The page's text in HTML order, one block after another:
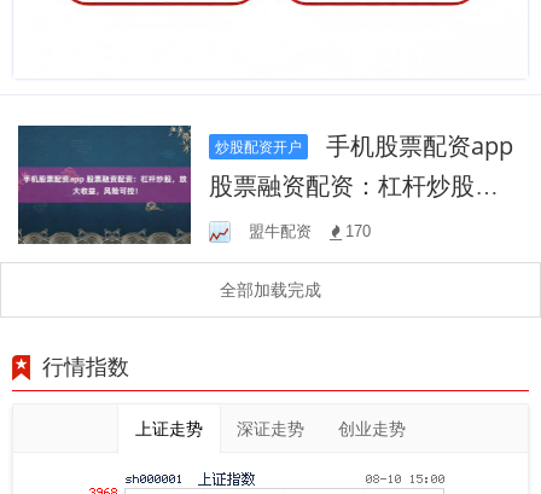
炒股配资开户
手机股票配资app
股票融资配资：杠杆炒股，
放大收益，风险可控！
盟牛配资 170
全部加载完成
行情指数
上证走势 深证走势 创业走势